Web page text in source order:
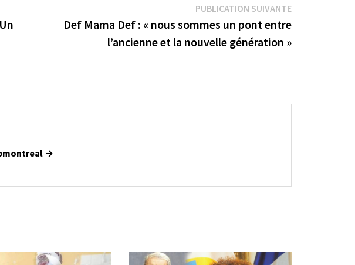
PUBLICATION SUIVANTEPublication
suivante :
Def Mama Def : « nous sommes un pont entre
l’ancienne et la nouvelle génération »
→